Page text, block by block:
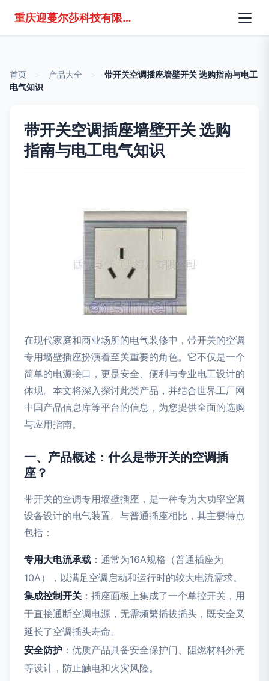
重庆迎蔓尔莎科技有限公司
首页 产品大全
带开关空调插座墙壁开关 选购指南与电工
电气知识
带开关空调插座墙壁开关 选购
指南与电工电气知识
在现代家庭和商业场所的电气装修中，带开关的空调
专用墙壁插座扮演着至关重要的角色。它不仅是一个
简单的电源接口，更是安全、便利与专业电工设计的
体现。本文将深入探讨此类产品，并结合世界工厂网
中国产品信息库等平台的信息，为您提供全面的选购
与应用指南。
一、产品概述：什么是带开关的空调插
座？
带开关的空调专用墙壁插座，是一种专为大功率空调
设备设计的电气装置。与普通插座相比，其主要特点
包括：
专用大电流承载 ：通常为16A规格（普通插座为
10A），以满足空调启动和运行时的较大电流需求。
集成控制开关 ：插座面板上集成了一个单控开关，用
于直接通断空调电源，无需频繁插拔插头，既安全又
延长了空调插头寿命。
安全防护 ：优质产品具备安全保护门、阻燃材料外壳
等设计，防止触电和火灾风险。